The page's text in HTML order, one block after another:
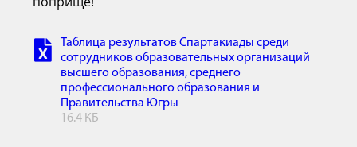
Таблица результатов Спартакиады среди
сотрудников образовательных организаций
высшего образования, среднего
профессионального образования и
Правительства Югры
16.4 КБ